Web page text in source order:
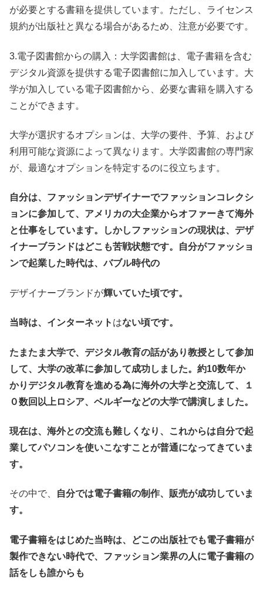
が必要とする書籍を提供しています。ただし、ライセンス
規約が出版社と異なる場合があるため、注意が必要です。
3.電子図書館からの購入：大学図書館は、電子書籍を含む
デジタル資源を提供する電子図書館に加入しています。大
学が加入している電子図書館から、必要な書籍を購入する
ことができます。
大学が選択するオプションは、大学の要件、予算、および
利用可能な資源によって異なります。大学図書館の専門家
が、最適なオプションを特定するのに役立ちます。
自分は、ファッションデザイナーでファッションコレクシ
ョンに参加して、アメリカの大企業からオファーきて海外
と仕事をしています。しかしファッションの現状は、デザ
イナーブランドはどこも苦戦状態です。自分がファッショ
ンで起業した時代は、バブル時代の
デザイナーブランドが輝いていた頃です。
当時は、インターネット はない頃です。
たまたま大学で、デジタル教育の話があり教授として参加
して、大学の改革に参加して成功しました。約10数年か
かりデジタル教育を進める為に海外の大学と交流して、１
０数回以上ロシア、ベルギーなどの大学で講演しました。
現在は、海外との交流も難しくなり、これからは自分で起
業してパソコンを使いこなすことが普通になってきていま
す。
その中で、
自分では電子書籍の制作、販売が成功していま
す。
電子書籍をはじめた当時は、どこの出版社でも電子書籍が
製作できない時代で、ファッション業界の人に電子書籍の
話をしも誰からも